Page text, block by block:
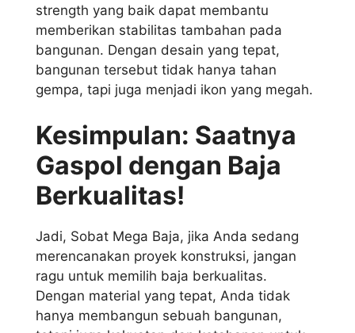
strength yang baik dapat membantu
memberikan stabilitas tambahan pada
bangunan. Dengan desain yang tepat,
bangunan tersebut tidak hanya tahan
gempa, tapi juga menjadi ikon yang megah.
Kesimpulan: Saatnya
Gaspol dengan Baja
Berkualitas!
Jadi, Sobat Mega Baja, jika Anda sedang
merencanakan proyek konstruksi, jangan
ragu untuk memilih baja berkualitas.
Dengan material yang tepat, Anda tidak
hanya membangun sebuah bangunan,